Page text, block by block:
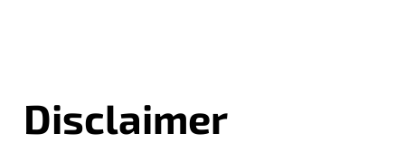
Disclaimer
Vacatures